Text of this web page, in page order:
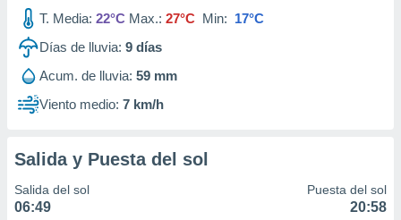
T. Media: 22°C Max.: 27°C Min: 17°C
Días de lluvia: 9 días
Acum. de lluvia: 59 mm
Viento medio: 7 km/h
Salida y Puesta del sol
Salida del sol
06:49
Puesta del sol
20:58